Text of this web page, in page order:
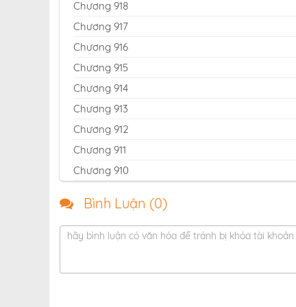
Chương 918
Chương 917
Chương 916
Chương 915
Chương 914
Chương 913
Chương 912
Chương 911
Chương 910
Chương 908
Chương 907
Chương 905
Bình Luận (0)
hãy bình luận có văn hóa để tránh bị khóa tài khoản